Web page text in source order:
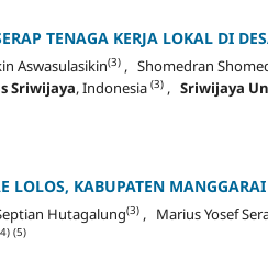
TENAGA KERJA LOKAL DI
Aswasulasikin(3) , Shomedran
Sriwijaya, Indonesia (3) , Sriwijaya
LOLOS, KABUPATEN
Hutagalung(3) , Marius Yosef
(5)